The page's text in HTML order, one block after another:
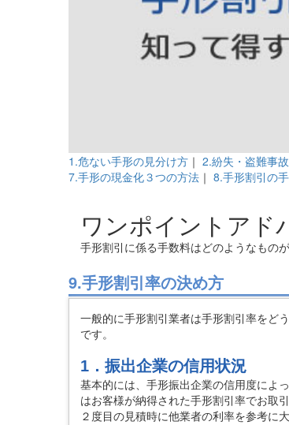
1.危ない手形の見分け方 ｜ 2.紛失・盗難事
7.手形の現金化３つの方法 ｜ 8.手形割引の
ワンポイントアド
手形割引に係る手数料はどのようなもの
9.手形割引率の決め方
一般的に手形割引業者は手形割引率をど
です。
1．振出企業の信用状況
基本的には、手形振出企業の信用度によ
はお客様が納得された手形割引率でお取
２度目の見積時に他業者の利率を参考に